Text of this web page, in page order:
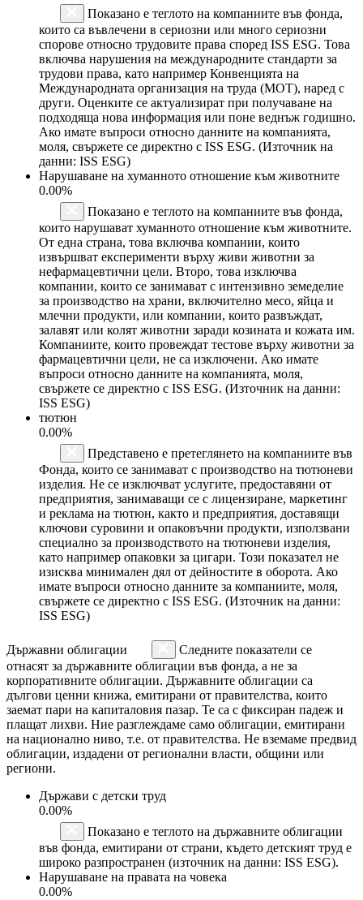
Показано е теглото на компаниите във фонда,
които са въвлечени в сериозни или много сериозни
спорове относно трудовите права според ISS ESG. Това
включва нарушения на международните стандарти за
трудови права, като например Конвенцията на
Международната организация на труда (МОТ), наред с
други. Оценките се актуализират при получаване на
подходяща нова информация или поне веднъж годишно.
Ако имате въпроси относно данните на компанията,
моля, свържете се директно с ISS ESG. (Източник на
данни: ISS ESG)
Нарушаване на хуманното отношение към животните
0.00%
Показано е теглото на компаниите във фонда,
които нарушават хуманното отношение към животните.
От една страна, това включва компании, които
извършват експерименти върху живи животни за
нефармацевтични цели. Второ, това изключва
компании, които се занимават с интензивно земеделие
за производство на храни, включително месо, яйца и
млечни продукти, или компании, които развъждат,
залавят или колят животни заради козината и кожата им.
Компаниите, които провеждат тестове върху животни за
фармацевтични цели, не са изключени. Ако имате
въпроси относно данните на компанията, моля,
свържете се директно с ISS ESG. (Източник на данни:
ISS ESG)
тютюн
0.00%
Представено е претеглянето на компаниите във
Фонда, които се занимават с производство на тютюневи
изделия. Не се изключват услугите, предоставяни от
предприятия, занимаващи се с лицензиране, маркетинг
и реклама на тютюн, както и предприятия, доставящи
ключови суровини и опаковъчни продукти, използвани
специално за производството на тютюневи изделия,
като например опаковки за цигари. Този показател не
изисква минимален дял от дейностите в оборота. Ако
имате въпроси относно данните за компаниите, моля,
свържете се директно с ISS ESG. (Източник на данни:
ISS ESG)
Държавни облигации
Следните показатели се
отнасят за държавните облигации във фонда, а не за
корпоративните облигации. Държавните облигации са
дългови ценни книжа, емитирани от правителства, които
заемат пари на капиталовия пазар. Те са с фиксиран падеж и
плащат лихви. Ние разглеждаме само облигации, емитирани
на национално ниво, т.е. от правителства. Не вземаме предвид
облигации, издадени от регионални власти, общини или
региони.
Държави с детски труд
0.00%
Показано е теглото на държавните облигации
във фонда, емитирани от страни, където детският труд е
широко разпространен (източник на данни: ISS ESG).
Нарушаване на правата на човека
0.00%